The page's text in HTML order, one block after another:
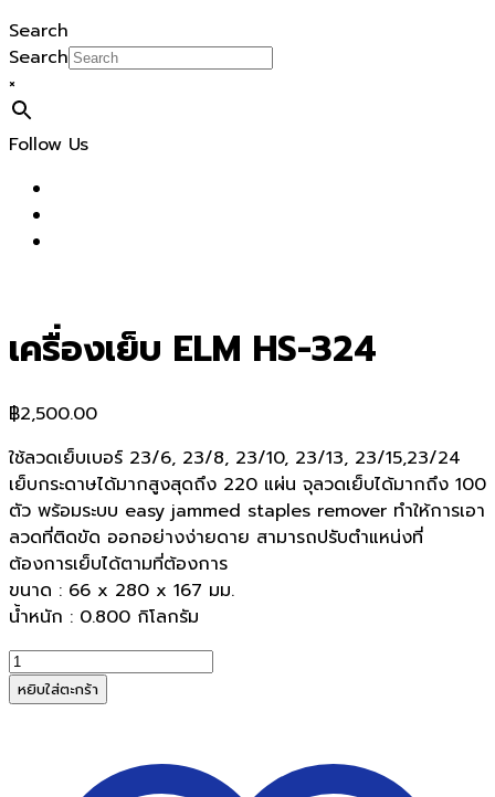
Search
Search
×
Follow Us
เครื่องเย็บ ELM HS-324
฿2,500.00
ใช้ลวดเย็บเบอร์ 23/6, 23/8, 23/10, 23/13, 23/15,23/24
เย็บกระดาษได้มากสูงสุดถึง 220 แผ่น จุลวดเย็บได้มากถึง 100
ตัว พร้อมระบบ easy jammed staples remover ทำให้การเอา
ลวดที่ติดขัด ออกอย่างง่ายดาย สามารถปรับตำแหน่งที่
ต้องการเย็บได้ตามที่ต้องการ
ขนาด : 66 x 280 x 167 มม.
น้ำหนัก : 0.800 กิโลกรัม
จำนวน
เครื่อง
เย็บ
หยิบใส่ตะกร้า